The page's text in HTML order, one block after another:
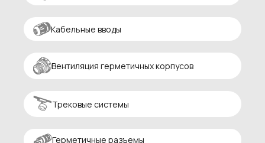
Кабельные вводы
Вентиляция герметичных корпусов
Трековые системы
Герметичные разъемы